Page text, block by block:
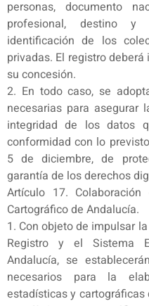
personas, documento
profesional, destino
identificación de los
privadas. El registro
su concesión.
2. En todo caso, se
necesarias para asegurar
integridad de los datos
conformidad con lo
5 de diciembre, de
garantía de los derechos
Artículo 17.
Cartográfico de Andalucía.
1. Con objeto de impulsar
Registro y el Sistema
Andalucía, se
necesarios para la
estadísticas y